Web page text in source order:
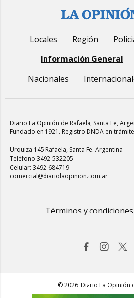
Locales Región
Información General
Nacionales
Diario La Opinión de Rafaela, Santa Fe,
Fundado en 1921. Registro DNDA en
Urquiza 145 Rafaela, Santa Fe. Argentina
Teléfono 3492-532205
Celular: 3492-684719
comercial@diariolaopinion.com.ar
Términos y condiciones
© 2026 Diario La Opinión